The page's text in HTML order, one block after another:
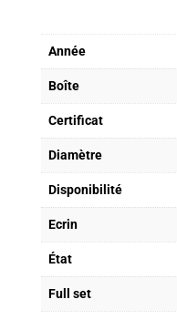
Année
Boîte
Certificat
Diamètre
Disponibilité
Ecrin
État
Full set